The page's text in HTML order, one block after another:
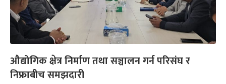
औद्योगिक क्षेत्र निर्माण तथा सञ्चालन गर्न परिसंघ र
निफ्राबीच समझदारी